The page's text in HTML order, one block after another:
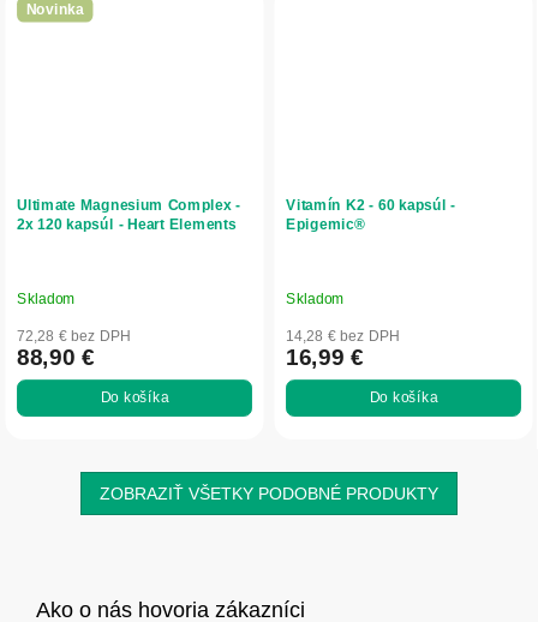
Novinka
Ultimate Magnesium Complex -
2x 120 kapsúl - Heart Elements
Skladom
72,28 € bez DPH
88,90 €
Do košíka
Vitamín K2 - 60 kapsúl -
Epigemic®
Skladom
14,28 € bez DPH
16,99 €
Do košíka
ZOBRAZIŤ VŠETKY PODOBNÉ PRODUKTY